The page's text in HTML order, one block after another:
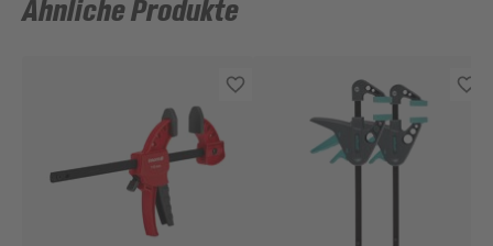
Ähnliche Produkte